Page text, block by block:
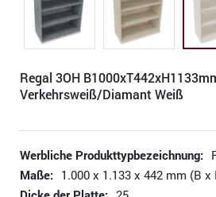
Regal 3OH
Verkehrsweiß/Diamant Weiß
Werbliche Produkttypbezeichnung:
Maße: 1.000 x 1.133 x 442 mm (B x